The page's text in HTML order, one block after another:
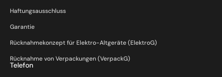
Haftungsausschluss
Garantie
Rücknahmekonzept für Elektro-Altgeräte (ElektroG)
Rücknahme von Verpackungen (VerpackG)
Telefon